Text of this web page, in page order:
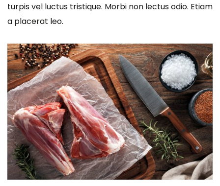
turpis vel luctus tristique. Morbi non lectus odio. Etiam
a placerat leo.